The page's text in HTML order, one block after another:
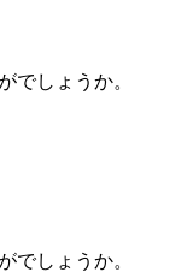
でしょうか。
でしょうか。